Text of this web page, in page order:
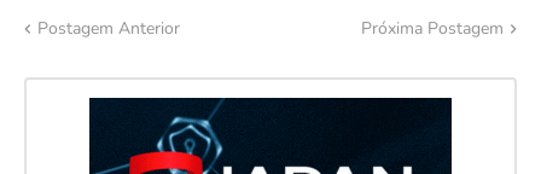
Postagem Anterior Próxima Postagem